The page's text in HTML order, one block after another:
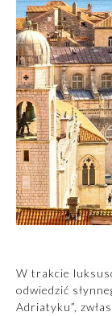
W trakcie
odwiedzić
Adriatyku”,